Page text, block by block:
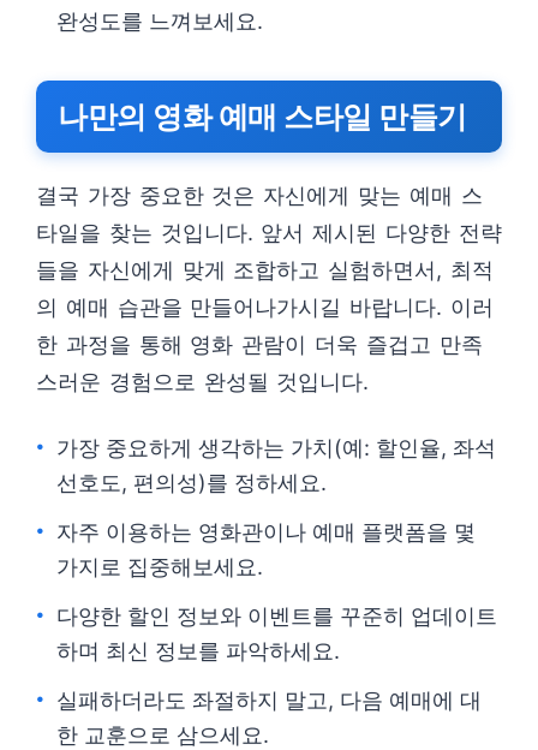
완성도를 느껴보세요.
나만의 영화 예매 스타일 만들기
결국 가장 중요한 것은 자신에게 맞는 예매 스
타일을 찾는 것입니다. 앞서 제시된 다양한 전략
들을 자신에게 맞게 조합하고 실험하면서, 최적
의 예매 습관을 만들어나가시길 바랍니다. 이러
한 과정을 통해 영화 관람이 더욱 즐겁고 만족
스러운 경험으로 완성될 것입니다.
가장 중요하게 생각하는 가치(예: 할인율, 좌석
선호도, 편의성)를 정하세요.
자주 이용하는 영화관이나 예매 플랫폼을 몇
가지로 집중해보세요.
다양한 할인 정보와 이벤트를 꾸준히 업데이트
하며 최신 정보를 파악하세요.
실패하더라도 좌절하지 말고, 다음 예매에 대
한 교훈으로 삼으세요.